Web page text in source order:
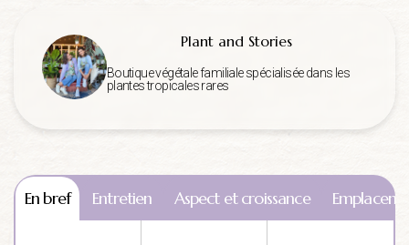
Plant and Stories
Boutique végétale familiale spécialisée dans les
plantes tropicales rares
En bref Entretien Aspect et croissance